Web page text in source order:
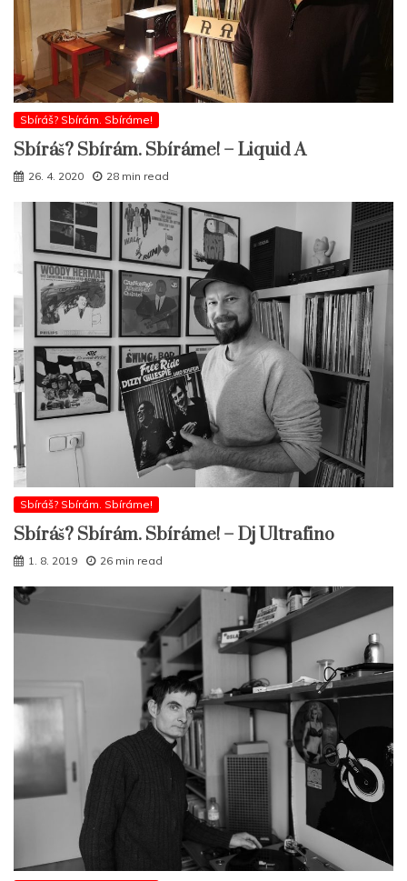
Sbíráš? Sbírám. Sbíráme!
Sbíráš? Sbírám. Sbíráme! – Liquid A
26. 4. 2020 28 min read
Sbíráš? Sbírám. Sbíráme!
Sbíráš? Sbírám. Sbíráme! – Dj Ultrafino
1. 8. 2019 26 min read